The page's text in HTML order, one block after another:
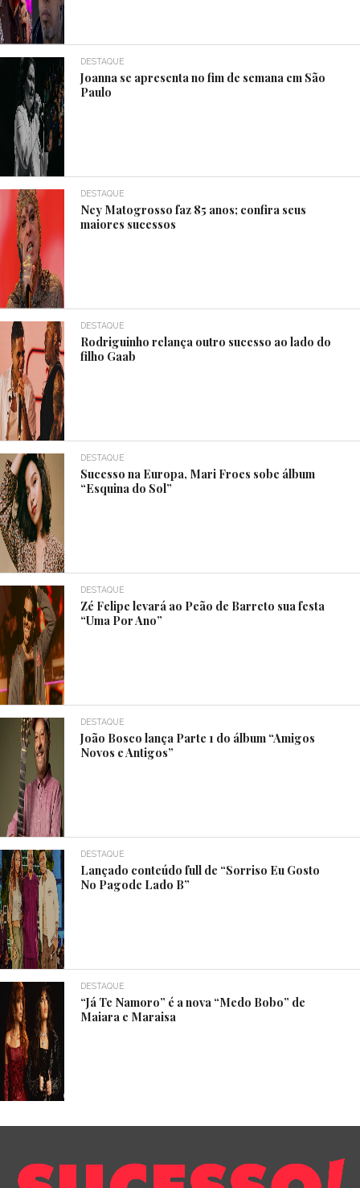
DESTAQUE
Joanna se apresenta no fim de semana em São
Paulo
DESTAQUE
Ney Matogrosso faz 85 anos; confira seus
maiores sucessos
DESTAQUE
Rodriguinho relança outro sucesso ao lado do
filho Gaab
DESTAQUE
Sucesso na Europa, Mari Froes sobe álbum
“Esquina do Sol”
DESTAQUE
Zé Felipe levará ao Peão de Barreto sua festa
“Uma Por Ano”
DESTAQUE
João Bosco lança Parte 1 do álbum “Amigos
Novos e Antigos”
DESTAQUE
Lançado conteúdo full de “Sorriso Eu Gosto
No Pagode Lado B”
DESTAQUE
“Já Te Namoro” é a nova “Medo Bobo” de
Maiara e Maraisa